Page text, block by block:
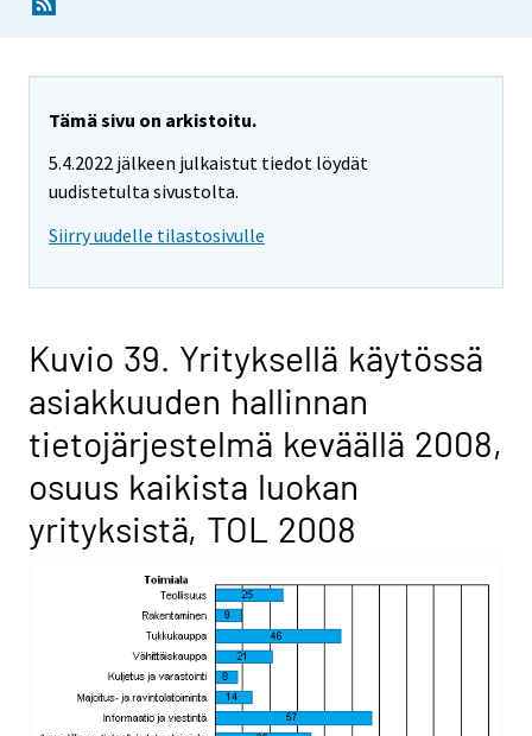
Tämä sivu on arkistoitu.
5.4.2022 jälkeen julkaistut tiedot löydät
uudistetulta sivustolta.
Siirry uudelle tilastosivulle
Kuvio 39. Yrityksellä käytössä
asiakkuuden hallinnan
tietojärjestelmä keväällä 2008,
osuus kaikista luokan
yrityksistä, TOL 2008